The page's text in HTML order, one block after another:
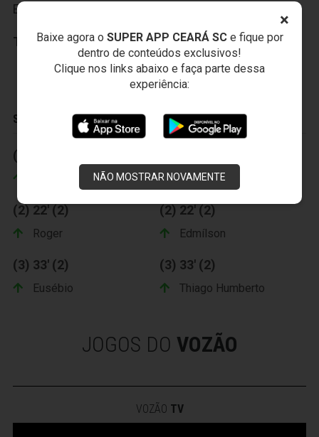
×
Baixe agora o SUPER APP CEARÁ SCe fique por
dentro de conteúdos exclusivos!
Clique nos links abaixo e faça parte dessa
experiência:
NÃO MOSTRAR NOVAMENTE
Enrico
Técnico: Vagner Mancini
SUBSTITUIÇÕES
(1) 12' (2)
Felipe Azevedo Boiadeiro
(2) 22' (2)
Roger
(2) 22' (2)
Edmílson
(3) 33' (2)
Eusébio
(3) 33' (2)
Thiago Humberto
JOGOS DO VOZÃO
VOZÃO TV